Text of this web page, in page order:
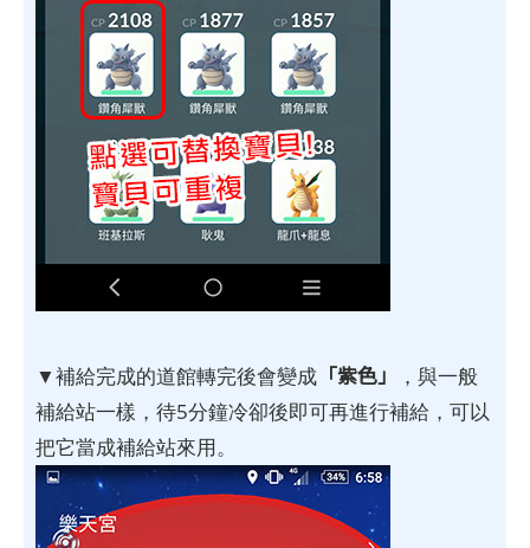
▼補給完成的道館轉完後會變成 「紫色」
，與一般
補給站一樣，待5分鐘冷卻後即可再進行補給，可以
把它當成補給站來用。